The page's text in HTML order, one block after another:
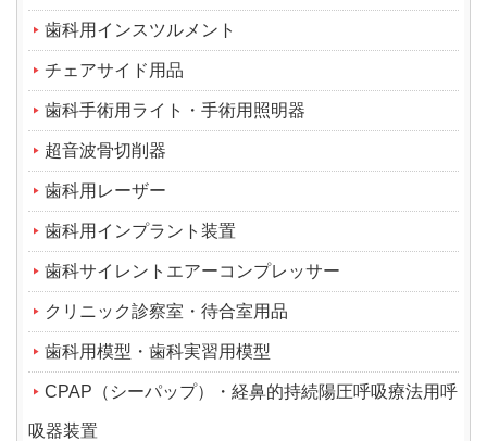
歯科用インスツルメント
チェアサイド用品
歯科手術用ライト・手術用照明器
超音波骨切削器
歯科用レーザー
歯科用インプラント装置
歯科サイレントエアーコンプレッサー
クリニック診察室・待合室用品
歯科用模型・歯科実習用模型
CPAP（シーパップ）・経鼻的持続陽圧呼吸療法用呼
吸器装置